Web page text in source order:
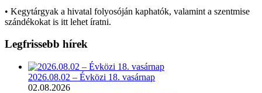
• Kegytárgyak a hivatal folyosóján kaphatók, valamint a szentmise
szándékokat is itt lehet íratni.
Legfrissebb hírek
2026.08.02 – Évközi 18. vasárnap
02.08.2026